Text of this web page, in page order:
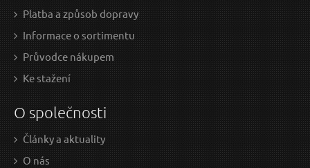
Platba a způsob dopravy
Informace o sortimentu
Průvodce nákupem
Ke stažení
O společnosti
Články a aktuality
O nás